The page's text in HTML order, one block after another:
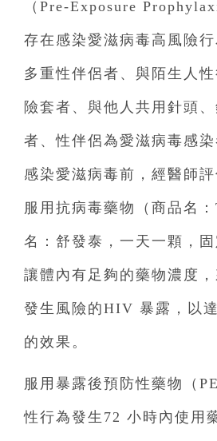
（Pre-Exposure
存在感染愛滋病毒高風險
多重性伴侶者、與陌生人
險套者、與他人共用針頭
者、性伴侶為愛滋病毒感
感染愛滋病毒前，經醫師
服用抗病毒藥物（商品名
名：舒發泰，一天一顆，固
讓體內有足夠的藥物濃度
發生風險的HIV 暴露，以
的效果。
服用暴露後預防性藥物（
性行為發生72 小時內使用